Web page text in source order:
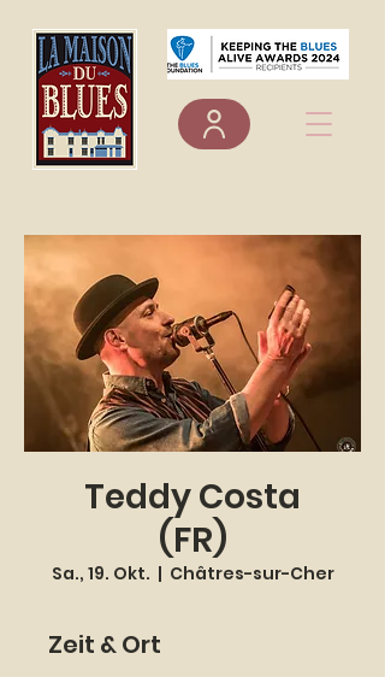
Teddy Costa
(FR)
Sa., 19. Okt.
  |
Châtres-sur-Cher
Zeit & Ort